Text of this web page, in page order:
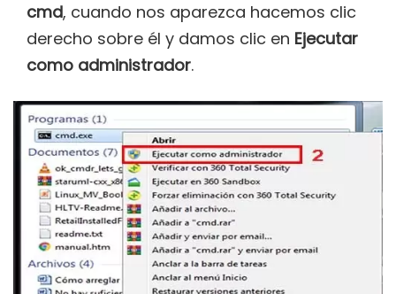
cmd, cuando nos aparezca hacemos clic
derecho sobre él y damos clic en Ejecutar
como administrador.